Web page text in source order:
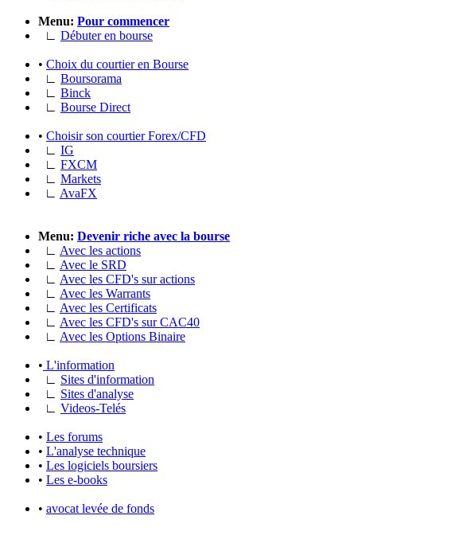
Menu: Pour commencer
∟ Débuter en bourse
• Choix du courtier en Bourse
∟ Boursorama
∟ Binck
∟ Bourse Direct
• Choisir son courtier Forex/CFD
∟ IG
∟ FXCM
∟ Markets
∟ AvaFX
Menu: Devenir riche avec la bourse
∟ Avec les actions
∟ Avec le SRD
∟ Avec les CFD's sur actions
∟ Avec les Warrants
∟ Avec les Certificats
∟ Avec les CFD's sur CAC40
∟ Avec les Options Binaire
• L'information
∟ Sites d'information
∟ Sites d'analyse
∟ Videos-Telés
• Les forums
• L'analyse technique
• Les logiciels boursiers
• Les e-books
• avocat levée de fonds